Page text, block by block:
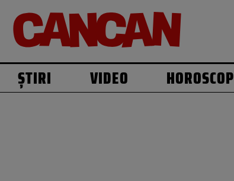
ȘTIRI VIDEO HOROSCOP